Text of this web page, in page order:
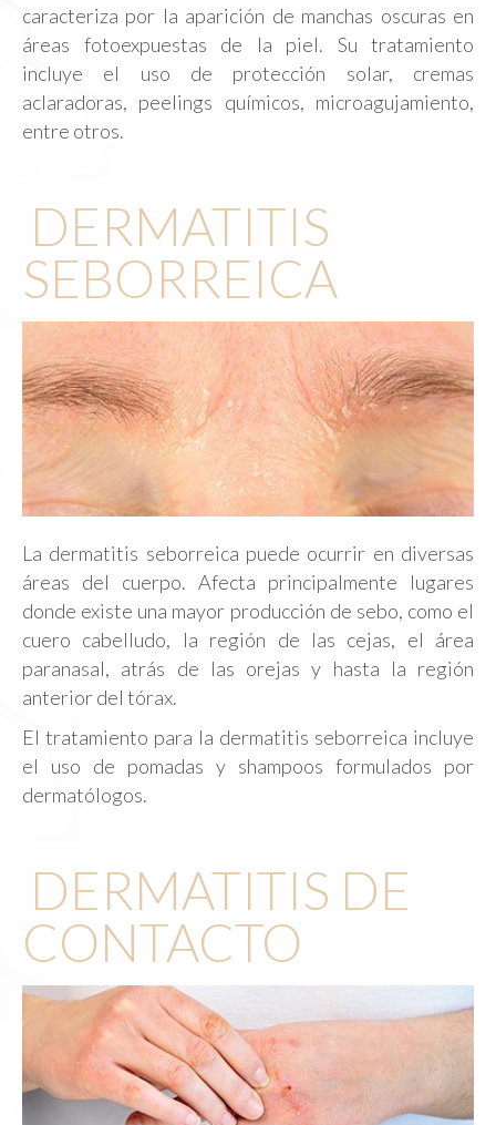
caracteriza por la aparición de manchas oscuras en
áreas fotoexpuestas de la piel. Su tratamiento
incluye el uso de protección solar, cremas
aclaradoras, peelings químicos, microagujamiento,
entre otros.
DERMATITIS
SEBORREICA
La dermatitis seborreica puede ocurrir en diversas
áreas del cuerpo. Afecta principalmente lugares
donde existe una mayor producción de sebo, como el
cuero cabelludo, la región de las cejas, el área
paranasal, atrás de las orejas y hasta la región
anterior del tórax.
El tratamiento para la dermatitis seborreica incluye
el uso de pomadas y shampoos formulados por
dermatólogos.
DERMATITIS DE
CONTACTO